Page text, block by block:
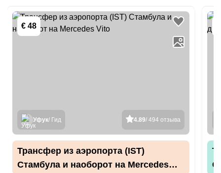
€ 48
4.89/ 494 отзыва
Уфук/ Гид
Трансфер из аэропорта (IST)
Стамбула и наоборот на Mercedes